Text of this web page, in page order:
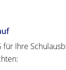
für Ihre